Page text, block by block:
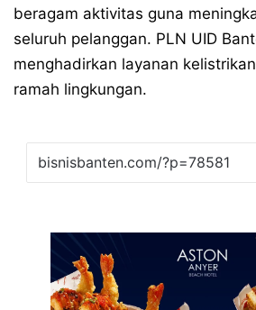
beragam aktivitas guna
seluruh pelanggan. PLN UID
menghadirkan layanan
ramah lingkungan.